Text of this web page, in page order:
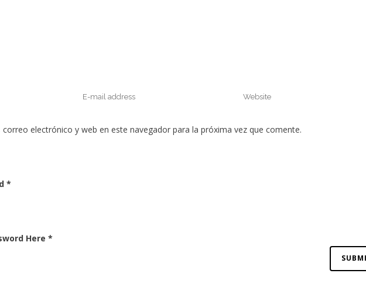
electrónico y web en este navegador para la próxima vez que comente.
*
Here *